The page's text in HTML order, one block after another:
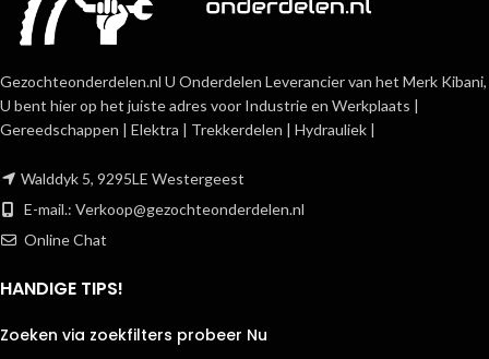
Gezochteonderdelen.nl U Onderdelen Leverancier van het Merk Kibani,
U bent hier op het juiste adres voor Industrie en Werkplaats |
Gereedschappen | Elektra | Trekkerdelen | Hydrauliek |
Walddyk 5, 9295LE Westergeest
E-mail.: Verkoop@gezochteonderdelen.nl
Online Chat
HANDIGE TIPS!
Zoeken via zoekfilters probeer Nu